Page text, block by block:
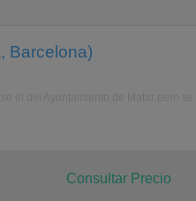
Barcelona)
Consultar Precio